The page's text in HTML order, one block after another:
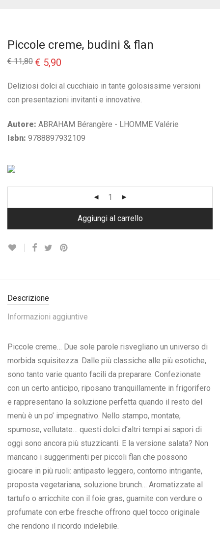
Piccole creme, budini & flan
€11,80 Il
prezzo
era:
€ 5,90
è:
Deliziosi dolci al cucchiaio in tante golosissime versioni
con presentazioni invitanti e innovative.
Autore: ABRAHAM Bérangère - LHOMME Valérie
Isbn: 9788897932109
Aggiungi al carrello
Descrizione
Informazioni aggiuntive
Piccole creme… Due sole parole risvegliano un universo di
morbida squisitezza. Dalle più classiche alle più esotiche,
sono tanto varie quanto facili da preparare. Confezionate
con un certo anticipo, riposano tranquillamente in frigorifero
e rappresentano la soluzione perfetta quando il resto del
menù è un po’ impegnativo. Nello stampo, montate,
spumose, vellutate… questi dolci d’altri tempi ai sapori di
oggi sono ancora più stuzzicanti. E la versione salata? Non
mancano i suggerimenti per piccoli flan che possono
giocare in più ruoli: antipasto leggero, contorno intrigante,
proposta vegetariana, soluzione brunch… Aromatizzate al
tartufo o arricchite con il foie gras, guarnite con verdure o
profumate con erbe fresche offrono quel tocco originale
che rendono il ricordo indelebile.